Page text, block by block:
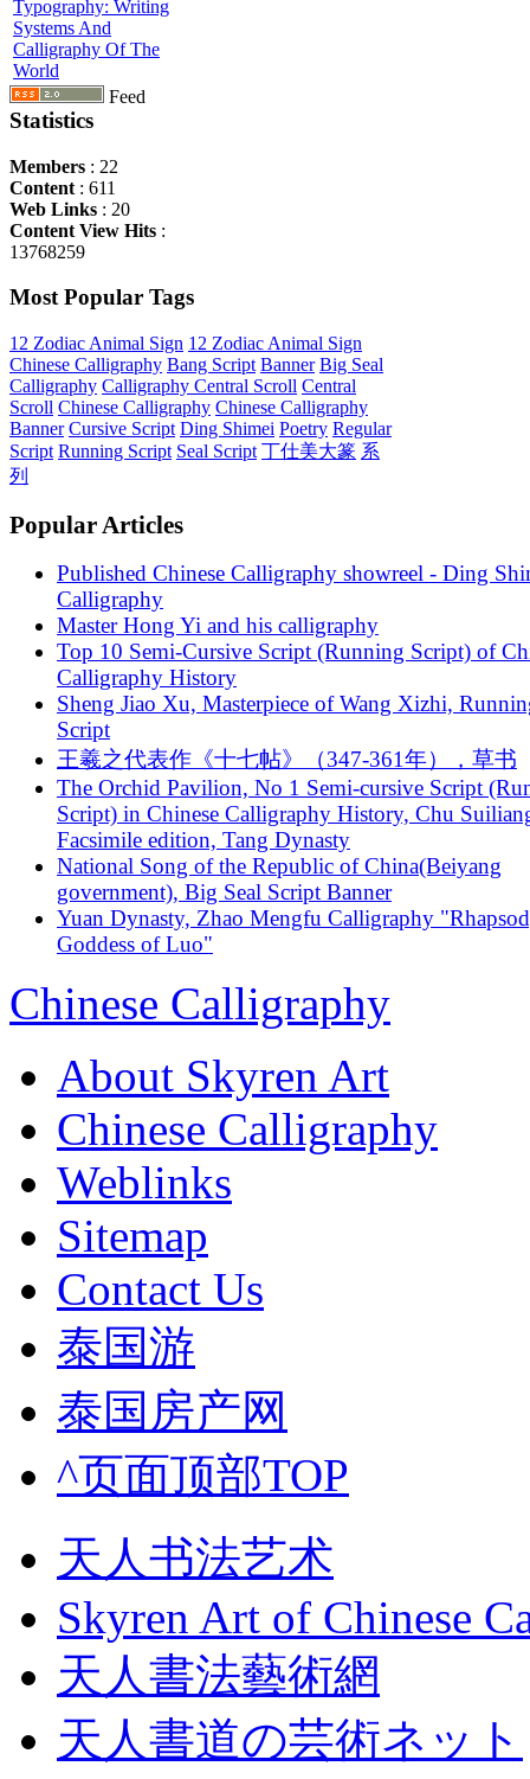
Typography: Writing
Systems And
Calligraphy Of The
World
Feed
Statistics
Members : 22
Content : 611
Web Links : 20
Content View Hits :
13768259
Most Popular Tags
12 Zodiac Animal Sign 12 Zodiac Animal Sign
Chinese Calligraphy Bang Script Banner Big Seal
Calligraphy Calligraphy Central Scroll Central
Scroll Chinese Calligraphy Chinese Calligraphy
Banner Cursive Script Ding Shimei Poetry Regular
Script Running Script Seal Script 丁仕美大篆 系
列
Popular Articles
Published Chinese Calligraphy showreel - Ding
Calligraphy
Master Hong Yi and his calligraphy
Top 10 Semi-Cursive Script (Running Script) of
Calligraphy History
Sheng Jiao Xu, Masterpiece of Wang Xizhi,
Script
王羲之代表作《十七帖》（347-361年），草书
The Orchid Pavilion, No 1 Semi-cursive Script
Script) in Chinese Calligraphy History, Chu
Facsimile edition, Tang Dynasty
National Song of the Republic of China(Beiyang
government), Big Seal Script Banner
Yuan Dynasty, Zhao Mengfu Calligraphy
Goddess of Luo"
Chinese Calligraphy
About Skyren Art
Chinese Calligraphy
Weblinks
Sitemap
Contact Us
泰国游
泰国房产网
^页面顶部TOP
天人书法艺术
Skyren Art of Chinese
天人書法藝術網
天人書道の芸術ネット